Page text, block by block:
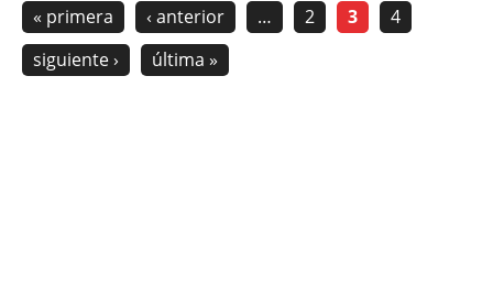
« primera ‹ anterior … 2 3
4
siguiente ›
última »